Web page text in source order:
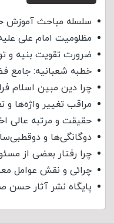
سلسله مباحث آموزش
مظلومیت امام علی
ضرورت تقویت بنیه و
خطبه شعبانیه: جامع
چرا دین مبین اسلام
مراقب تغییر واژه‌ها و
حقیقت و مرتبه عالی
دوگانگی‌ها و
چرا رفتار بعضی از
چرائی و نقش عوامل
پایگاه نشر آثار حسن